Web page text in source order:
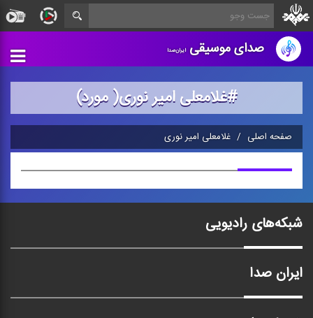
صدای موسیقیایران‌صدا
#غلامعلی امیر نوری( مورد)
صفحه اصلی غلامعلی امیر نوری
شبکه‌های رادیویی
ایران صدا